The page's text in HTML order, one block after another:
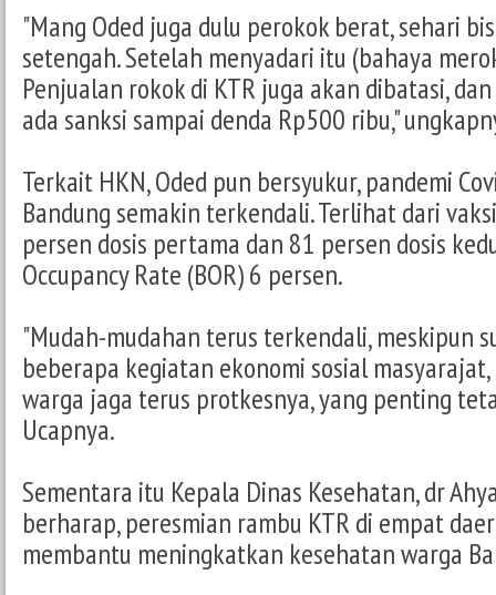
"Mang Oded juga dulu perokok berat, sehari
setengah. Setelah menyadari itu (bahaya
Penjualan rokok di KTR juga akan dibatasi,
ada sanksi sampai denda Rp500 ribu,"
Terkait HKN, Oded pun bersyukur, pandemi
Bandung semakin terkendali. Terlihat dari
persen dosis pertama dan 81 persen dosis
Occupancy Rate (BOR) 6 persen.
"Mudah-mudahan terus terkendali, meskipun
beberapa kegiatan ekonomi sosial
warga jaga terus protkesnya, yang penting
Ucapnya.
Sementara itu Kepala Dinas Kesehatan, dr
berharap, peresmian rambu KTR di empat
membantu meningkatkan kesehatan warga